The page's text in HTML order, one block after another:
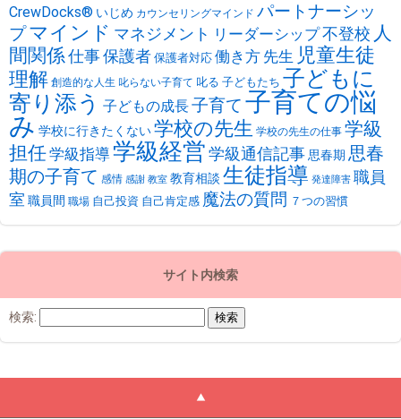
CrewDocks®︎ いじめ カウンセリングマインド パートナーシッ
プマインド マネジメント リーダーシップ不登校 人
間関係 仕事保護者 保護者対応 働き方 先生 児童生徒
理解 創造的な人生 叱らない子育て 叱る 子どもたち 子どもに
寄り添う 子どもの成長子育て 子育ての悩
み 学校に行きたくない学校の先生 学校の先生の仕事 学級
担任学級指導学級経営学級通信記事思春期 思春
期の子育て 感情 感謝 教室 教育相談 生徒指導 発達障害 職員
室 職員間 職場 自己投資 自己肯定感 魔法の質問 ７つの習慣
サイト内検索
検索: